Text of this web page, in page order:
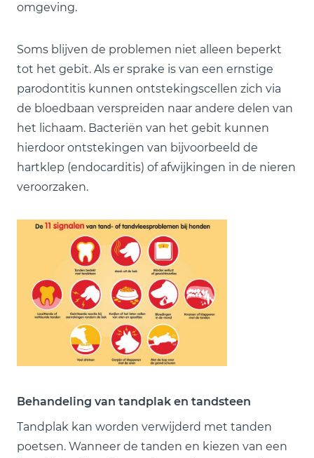
omgeving.
Soms blijven de problemen niet alleen beperkt
tot het gebit. Als er sprake is van een ernstige
parodontitis kunnen ontstekingscellen zich via
de bloedbaan verspreiden naar andere delen van
het lichaam. Bacteriën van het gebit kunnen
hierdoor ontstekingen van bijvoorbeeld de
hartklep (endocarditis) of afwijkingen in de nieren
veroorzaken.
Behandeling van tandplak en tandsteen
Tandplak kan worden verwijderd met tanden
poetsen. Wanneer de tanden en kiezen van een